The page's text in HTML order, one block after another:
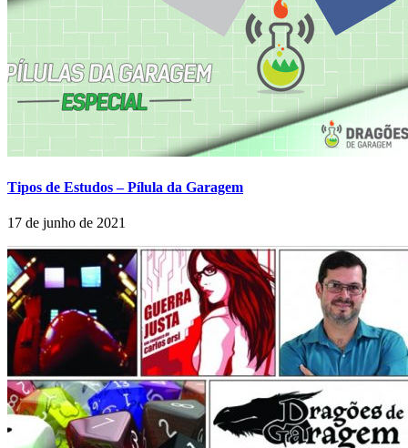
Tipos de Estudos – Pílula da Garagem
17 de junho de 2021